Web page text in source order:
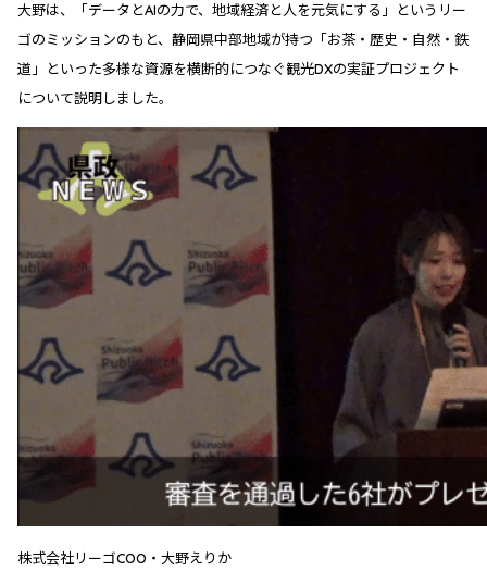
大野は、「データとAIの力で、地域経済と人を元気にする」というリー
ゴのミッションのもと、静岡県中部地域が持つ「お茶・歴史・自然・鉄
道」といった多様な資源を横断的につなぐ観光DXの実証プロジェクト
について説明しました。
株式会社リーゴCOO・大野えりか